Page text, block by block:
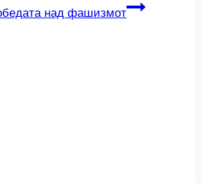
над фашизмот